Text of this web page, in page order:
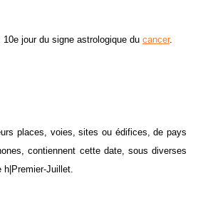
jour du signe astrologique du cancer.
places, voies, sites ou édifices, de pays
contiennent cette date, sous diverses
h|Premier-Juillet.